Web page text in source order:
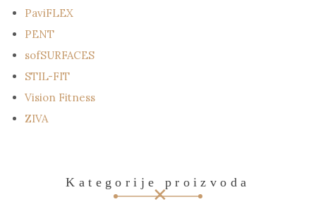
PaviFLEX
PENT
sofSURFACES
STIL-FIT
Vision Fitness
ZIVA
Kategorije proizvoda